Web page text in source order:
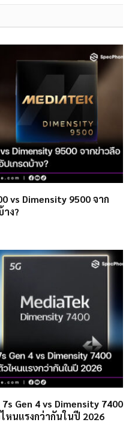
vs Dimensity 9500 จาก
ง?
Gen 4 vs Dimensity 7400
หนแรงกว่ากันในปี 2026